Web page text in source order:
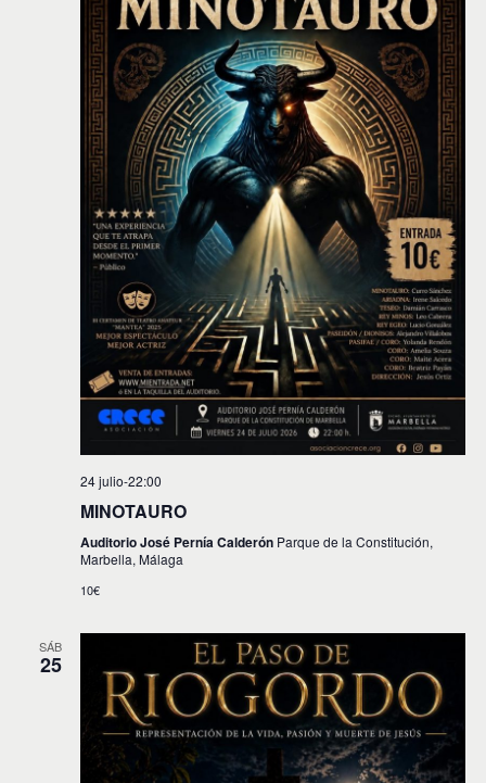
24 julio-22:00
MINOTAURO
Auditorio José Pernía Calderón Parque de la Constitución,
Marbella, Málaga
10€
SÁB
25